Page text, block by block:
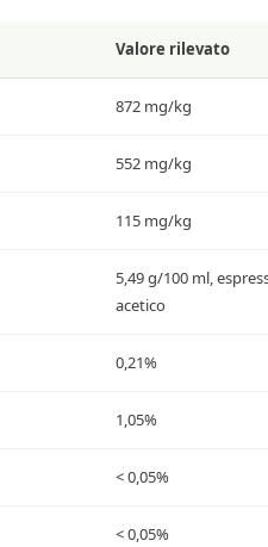
Valore rilevato
872 mg/kg
552 mg/kg
115 mg/kg
5,49 g/100 ml,
acetico
0,21%
1,05%
< 0,05%
< 0,05%